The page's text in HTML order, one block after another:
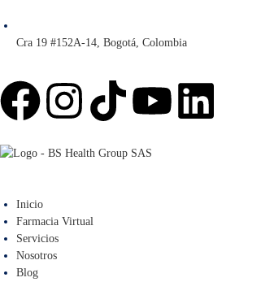
Cra 19 #152A-14, Bogotá, Colombia
Inicio
Farmacia Virtual
Servicios
Nosotros
Blog